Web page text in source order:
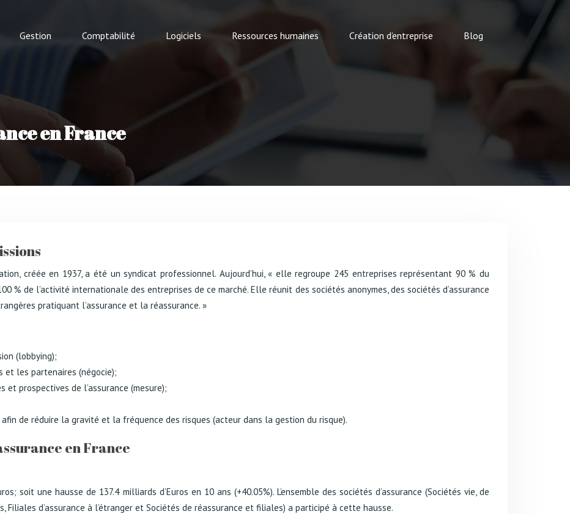
Gestion Comptabilité Logiciels Ressources humaines Création d’entreprise Blog
en France
% de l’activité internationale des entreprises de ce marché. Elle réunit des sociétés anonymes, des sociétés d’assurance
pratiquant l’assurance et la réassurance. »
(lobbying);
les partenaires (négocie);
prospectives de l’assurance (mesure);
de réduire la gravité et la fréquence des risques (acteur dans la gestion du risque).
en France
soit une hausse de 137.4 milliards d’Euros en 10 ans (+40.05%). L’ensemble des sociétés d’assurance (Sociétés vie, de
Filiales d’assurance à l’étranger et Sociétés de réassurance et filiales) a participé à cette hausse.